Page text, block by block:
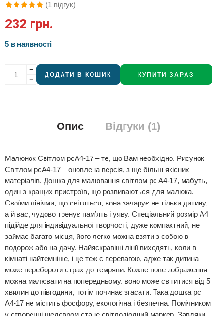
5.00з 5 на
(1 відгук)
232 грн.
5 в наявності
ДОДАТИ В КОШИК КУПИТИ ЗАРАЗ
Опис Відгуки (1)
Малюнок Світлом pcA4-17 – те, що Вам необхідно. Рисунок
Світлом pcA4-17 – оновлена версія, з ще більш якісних
матеріалів. Дошка для малювання світлом pc A4-17, мабуть,
один з кращих пристроїв, що розвиваються для малюка.
Своїми лініями, що світяться, вона зачарує не тільки дитину,
а й вас, чудово тренує пам’ять і уяву. Спеціальний розмір А4
підійде для індивідуальної творчості, дуже компактний, не
займає багато місця, його легко можна взяти з собою в
подорож або на дачу. Найяскравіші лінії виходять, коли в
кімнаті найтемніше, і це теж є перевагою, адже так дитина
може перебороти страх до темряви. Кожне нове зображення
можна малювати на попередньому, воно може світитися від 5
хвилин до півгодини, потім починає згасати. Така дошка pc
A4-17 не містить фосфору, екологічна і безпечна. Помічником